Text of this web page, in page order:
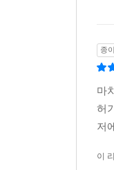
종
마
허
저
이